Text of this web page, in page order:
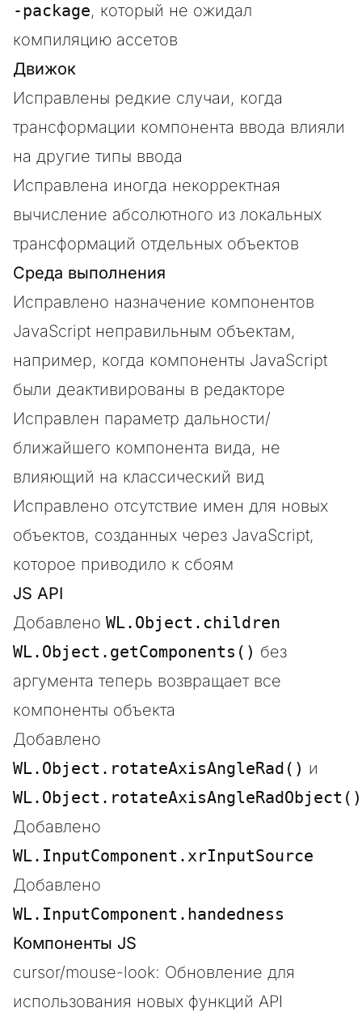
-package, который не ожидал
компиляцию ассетов
Движок
Исправлены редкие случаи, когда
трансформации компонента ввода влияли
на другие типы ввода
Исправлена иногда некорректная
вычисление абсолютного из локальных
трансформаций отдельных объектов
Среда выполнения
Исправлено назначение компонентов
JavaScript неправильным объектам,
например, когда компоненты JavaScript
были деактивированы в редакторе
Исправлен параметр дальности/
ближайшего компонента вида, не
влияющий на классический вид
Исправлено отсутствие имен для новых
объектов, созданных через JavaScript,
которое приводило к сбоям
JS API
Добавлено WL.Object.children
WL.Object.getComponents() без
аргумента теперь возвращает все
компоненты объекта
Добавлено
WL.Object.rotateAxisAngleRad() и
WL.Object.rotateAxisAngleRadObject()
Добавлено
WL.InputComponent.xrInputSource
Добавлено
WL.InputComponent.handedness
Компоненты JS
cursor/mouse-look: Обновление для
использования новых функций API